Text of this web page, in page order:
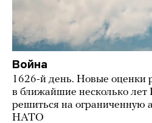
Война
1626-й день. Новые
в ближайшие несколько
решиться на ограниченную
НАТО